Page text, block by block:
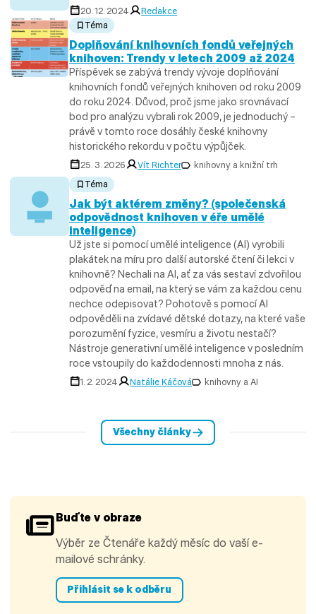
20. 12. 2024
Redakce
Téma
Doplňování knihovních fondů veřejných
knihoven: Trendy v letech 2009 až 2024
Příspěvek se zabývá trendy vývoje doplňování
knihovních fondů veřejných knihoven od roku 2009
do roku 2024. Důvod, proč jsme jako srovnávací
bod pro analýzu vybrali rok 2009, je jednoduchý –
právě v tomto roce dosáhly české knihovny
historického rekordu v počtu výpůjček.
25. 3. 2026 Vít Richter
knihovny a knižní trh
Téma
Jak být aktérem změny? (společenská
odpovědnost knihoven v éře umělé
inteligence)
Už jste si pomocí umělé inteligence (AI) vyrobili
plakátek na míru pro další autorské čtení či lekci v
knihovně? Nechali na AI, ať za vás sestaví zdvořilou
odpověď na email, na který se vám za každou cenu
nechce odepisovat? Pohotově s pomocí AI
odpověděli na zvídavé dětské dotazy, na které vaše
porozumění fyzice, vesmíru a životu nestačí?
Nástroje generativní umělé inteligence v posledním
roce vstoupily do každodennosti mnoha z nás.
1. 2. 2024 Natálie Káčová knihovny a AI
Všechny články
Buďte v obraze
Výběr ze Čtenáře každý měsíc do vaší e-
mailové schránky.
Přihlásit se k odběru